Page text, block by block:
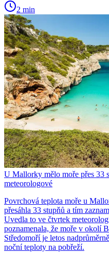
2 min
U Mallorky mělo moře přes 33
meteorologové
Povrchová teplota moře u
přesáhla 33 stupňů a tím
Uvedla to ve čtvrtek
poznamenala, že moře v okolí
Středomoří je letos
noční teploty na pobřeží.